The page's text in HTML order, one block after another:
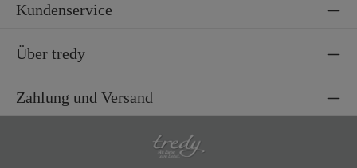
Kundenservice
Über tredy
Zahlung und Versand